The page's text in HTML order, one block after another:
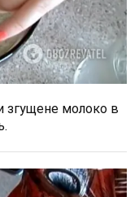
згущене молоко в